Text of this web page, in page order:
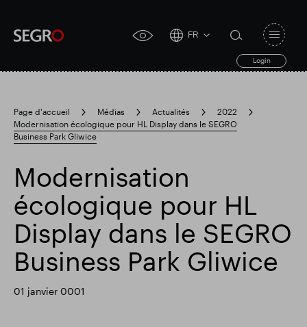
accessibility
FR
Login
search
form
search
Search
for
Recherche populaire
Responsable SEGRO
Domaine commercial de Slough
toggle
Page d'accueil Médias Actualités
2022
Modernisation écologique pour HL Display dans le SEGRO
Business Park Gliwice
Modernisation
écologique pour HL
Display dans le SEGRO
Business Park Gliwice
01 janvier 0001